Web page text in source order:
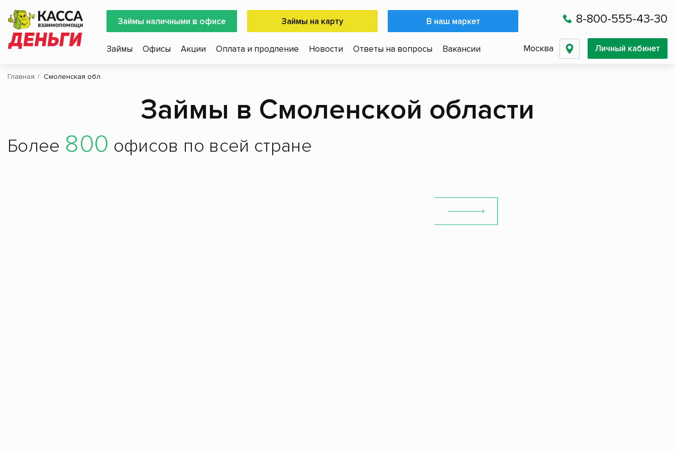
Займы наличными в офисе Займы на карту В наш маркет 8-800-555-43-30
Займы Офисы Акции Оплата и продление Новости Ответы на вопросы Вакансии Москва Личный кабинет
Главная Смоленская обл.
Займы в Смоленской области
Более 800 офисов по всей стране